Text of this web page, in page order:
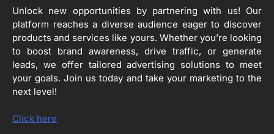
ਸਕੀਮਾਂ ਦਾ ਜਾਇਜ਼ਾ
Editor
4
ਹੁਸ਼ਿਆਰਪੁਰ ਜ਼ਿਲ੍ਹੇ ਵ‘ ਈ.ਐੱਫ. ਡਿਜੀਟਾਈਜ਼ੇਸ਼ਨ
ਦਾ ਕੰਮ 99.92 ਫੀਸਦੀ ਮੁਕੰਮਲ: ਜ਼ਿਲ੍ਹਾ ਚੋਣ
ਅਫ਼ਸਰ
Editor
Unlock new opportunities by partnering with us! Our
platform reaches a diverse audience eager to discover
products and services like yours. Whether you’re looking
to boost brand awareness, drive traffic, or generate
leads, we offer tailored advertising solutions to meet
your goals. Join us today and take your marketing to the
next level!
Click here